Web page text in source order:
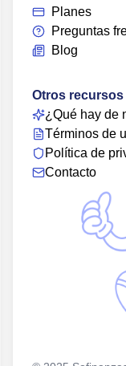
Planes
Preguntas
Blog
Otros recursos
¿Qué hay de
Términos de
Política de
Contacto